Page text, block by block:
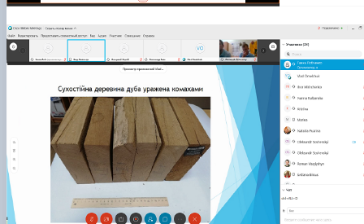
- 08.02.2025 р.), випускник 2013 рок…
ЛАЗЕБНИК Іван Вікторович (25.02.1993 -
17.09.2023 р.), випускник 2019 року, спі…
ЛЕВЧЕНКО Валентин Віталійович
19.07.2022 р.), студент 1-го курсу …
ЛІЧНИЙ Юрій Русланович (06.05.1996 -
15.12.2024 р.), випускник 2019 року.
МИКУЛІЧ Богдан Олексійович (07.08.1991
-12.07.2023 р.), випускник 2013 року.
МИРОНЕНКО Михайло Вікторович
- 24.05.2024 р.), випускник 1999 року.